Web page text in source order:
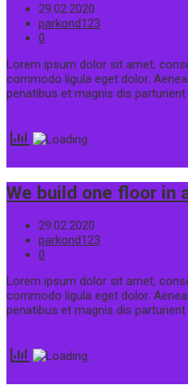
29.02.2020
parkond123
0
Lorem ipsum dolor sit amet,
commodo ligula eget dolor.
penatibus et magnis dis
We build one floor in
29.02.2020
parkond123
0
Lorem ipsum dolor sit amet,
commodo ligula eget dolor.
penatibus et magnis dis